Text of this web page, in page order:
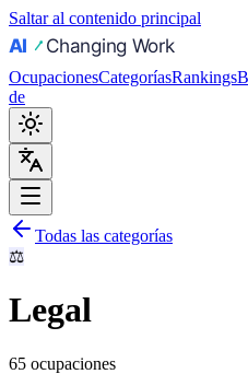
Saltar al contenido principal
OcupacionesCategoríasRankings
de
Todas las categorías
⚖️
Legal
65 ocupaciones